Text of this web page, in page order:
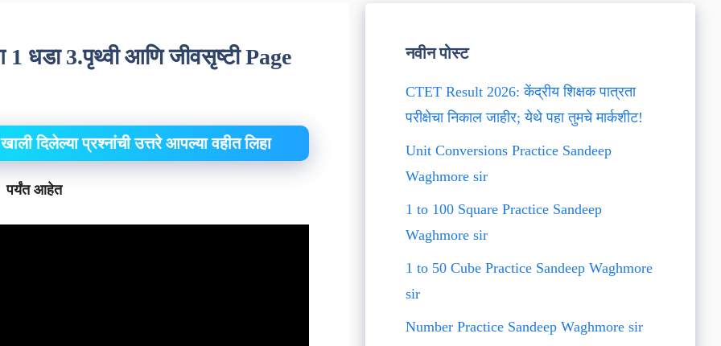
1 धडा 3.पृथ्वी आणि जीवसृष्टी Page
दिलेल्या प्रश्नांची उत्तरे आपल्या वहीत लिहा
पर्यंत आहेत
नवीन पोस्ट
CTET Result 2026: केंद्रीय शिक्षक पात्रता
परीक्षेचा निकाल जाहीर; येथे पहा तुमचे मार्कशीट!
Unit Conversions Practice Sandeep
Waghmore sir
1 to 100 Square Practice Sandeep
Waghmore sir
1 to 50 Cube Practice Sandeep Waghmore
sir
Number Practice Sandeep Waghmore sir